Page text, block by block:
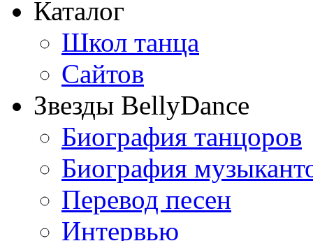
Каталог
Школ танца
Сайтов
Звезды BellyDance
Биография танцоров
Биография
Перевод песен
Интервью